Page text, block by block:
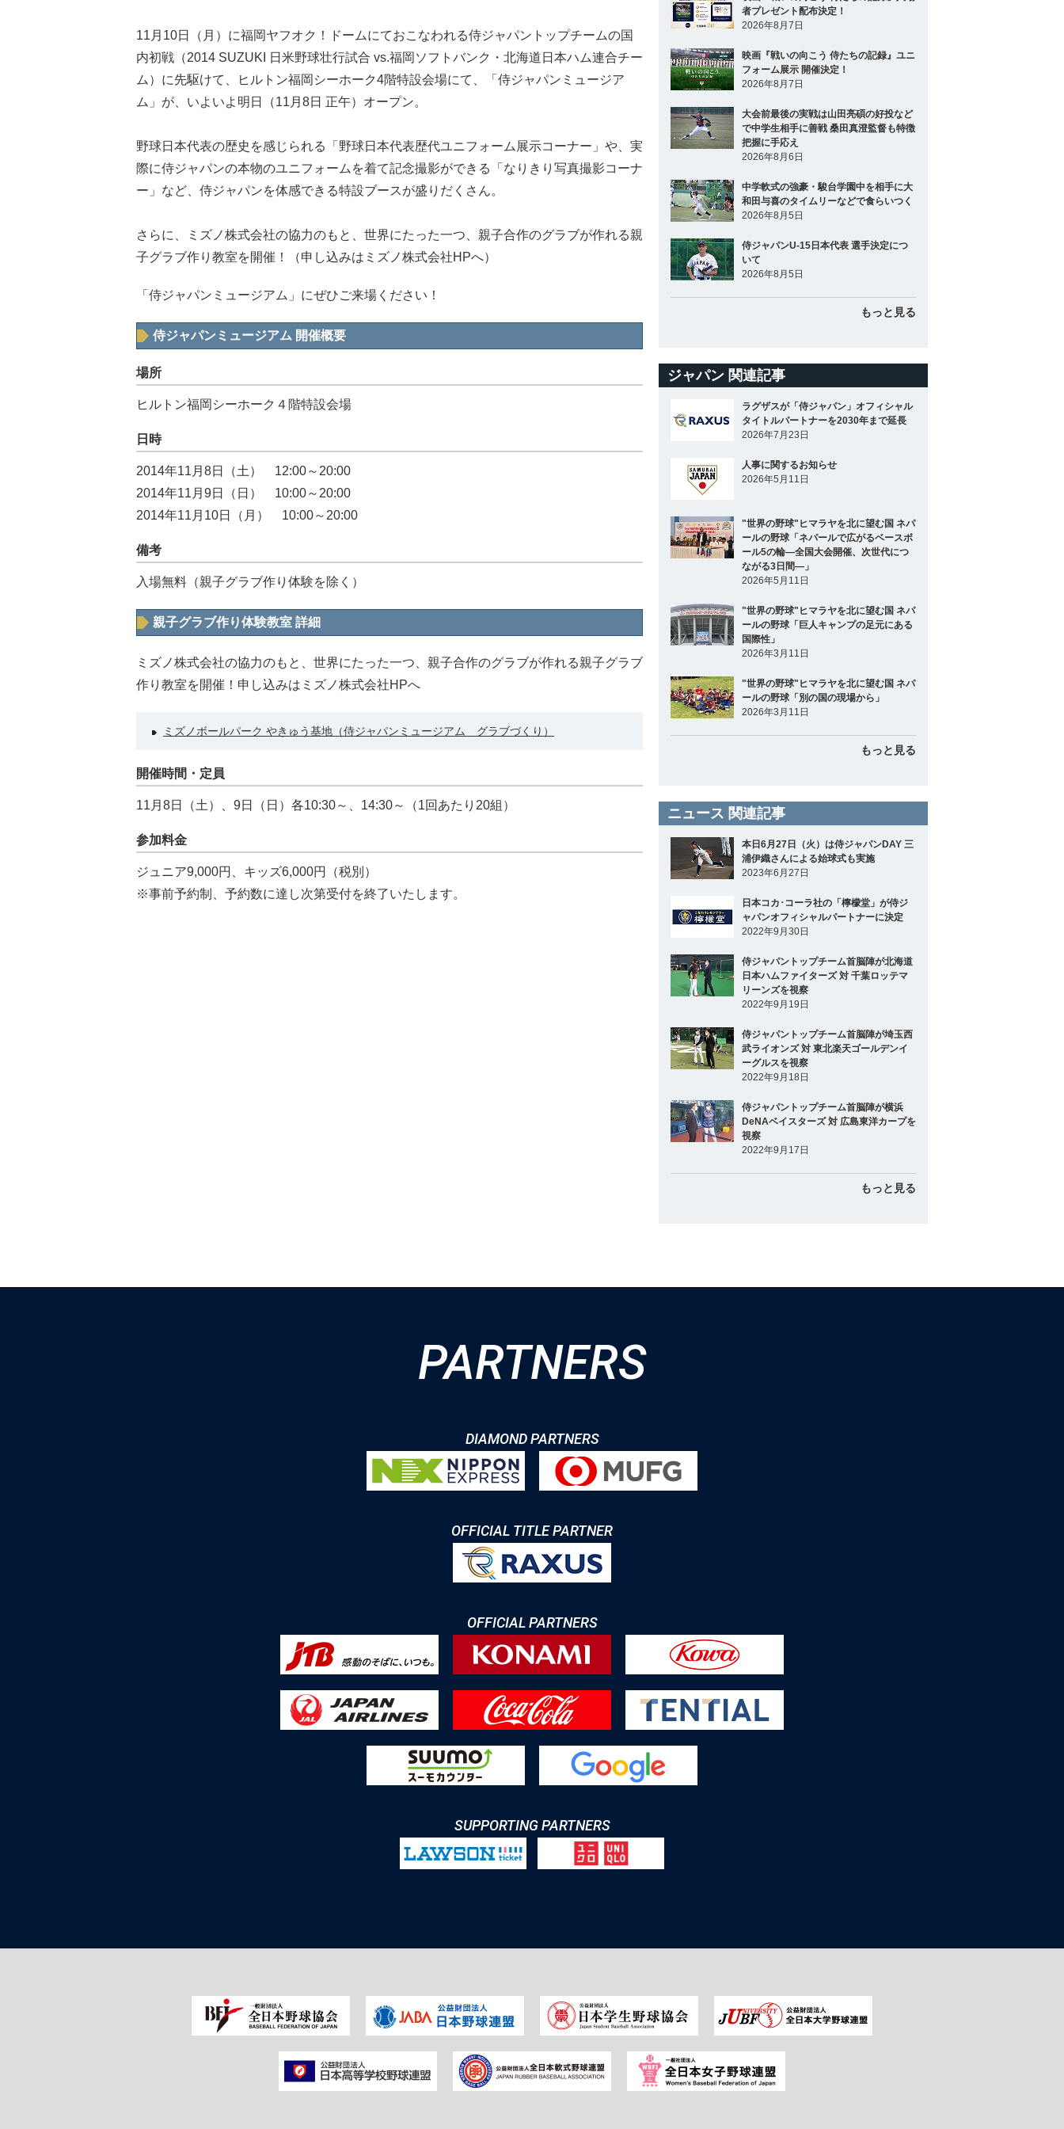
11月10日（月）に福岡ヤフオク！ドームにておこなわれる侍ジャパントップチームの国
内初戦（2014 SUZUKI 日米野球壮行試合 vs.福岡ソフトバンク・北海道日本ハム連合チー
ム）に先駆けて、ヒルトン福岡シーホーク4階特設会場にて、「侍ジャパンミュージア
ム」が、いよいよ明日（11月8日 正午）オープン。
野球日本代表の歴史を感じられる「野球日本代表歴代ユニフォーム展示コーナー」や、実
際に侍ジャパンの本物のユニフォームを着て記念撮影ができる「なりきり写真撮影コーナ
ー」など、侍ジャパンを体感できる特設ブースが盛りだくさん。
さらに、ミズノ株式会社の協力のもと、世界にたった一つ、親子合作のグラブが作れる親
子グラブ作り教室を開催！（申し込みはミズノ株式会社HPへ）
「侍ジャパンミュージアム」にぜひご来場ください！
侍ジャパンミュージアム 開催概要
場所
ヒルトン福岡シーホーク４階特設会場
日時
2014年11月8日（土） 12:00～20:00
2014年11月9日（日） 10:00～20:00
2014年11月10日（月） 10:00～20:00
備考
入場無料（親子グラブ作り体験を除く）
親子グラブ作り体験教室 詳細
ミズノ株式会社の協力のもと、世界にたった一つ、親子合作のグラブが作れる親子グラブ
作り教室を開催！申し込みはミズノ株式会社HPへ
ミズノボールパーク やきゅう基地（侍ジャパンミュージアム グラブづくり）
開催時間・定員
11月8日（土）、9日（日）各10:30～、14:30～（1回あたり20組）
参加料金
ジュニア9,000円、キッズ6,000円（税別）
※事前予約制、予約数に達し次第受付を終了いたします。
者プレゼント配布決定！
2026年8月7日
映画『戦いの向こう 侍たちの記録』ユニ
フォーム展示 開催決定！
2026年8月7日
大会前最後の実戦は山田亮碩の好投など
で中学生相手に善戦 桑田真澄監督も特徴
把握に手応え
2026年8月6日
中学軟式の強豪・駿台学園中を相手に大
和田与喜のタイムリーなどで食らいつく
2026年8月5日
侍ジャパンU-15日本代表 選手決定につ
いて
2026年8月5日
もっと見る
ジャパン 関連記事
ラグザスが「侍ジャパン」オフィシャル
タイトルパートナーを2030年まで延長
2026年7月23日
人事に関するお知らせ
2026年5月11日
"世界の野球"ヒマラヤを北に望む国 ネパ
ールの野球「ネパールで広がるベースボ
ール5の輪―全国大会開催、次世代につ
ながる3日間―」
2026年5月11日
"世界の野球"ヒマラヤを北に望む国 ネパ
ールの野球「巨人キャンプの足元にある
国際性」
2026年3月11日
"世界の野球"ヒマラヤを北に望む国 ネパ
ールの野球「別の国の現場から」
2026年3月11日
もっと見る
ニュース 関連記事
本日6月27日（火）は侍ジャパンDAY 三
浦伊織さんによる始球式も実施
2023年6月27日
日本コカ･コーラ社の「檸檬堂」が侍ジ
ャパンオフィシャルパートナーに決定
2022年9月30日
侍ジャパントップチーム首脳陣が北海道
日本ハムファイターズ 対 千葉ロッテマ
リーンズを視察
2022年9月19日
侍ジャパントップチーム首脳陣が埼玉西
武ライオンズ 対 東北楽天ゴールデンイ
ーグルスを視察
2022年9月18日
侍ジャパントップチーム首脳陣が横浜
DeNAベイスターズ 対 広島東洋カープを
視察
2022年9月17日
もっと見る
PARTNERS
DIAMOND PARTNERS
OFFICIAL TITLE PARTNER
OFFICIAL PARTNERS
SUPPORTING PARTNERS